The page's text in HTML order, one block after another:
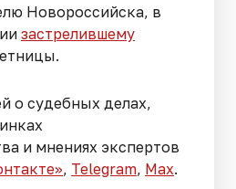
Новороссийска, в
застрелившему
о судебных делах,
и мнениях экспертов
, Telegram, Мах.